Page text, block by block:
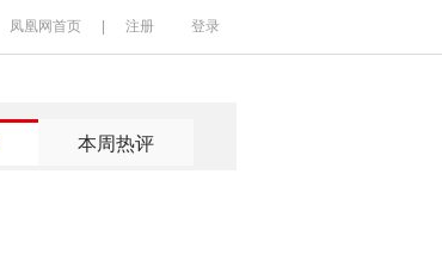
凤凰网首页 注册 登录
本周热评